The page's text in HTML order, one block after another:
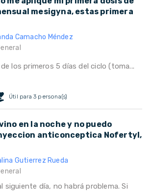
mesigyna, estas primera
Camacho Méndez
los primeros 5 días del ciclo (toma...
Útil para 3 persona(s)
en la noche y no puedo
anticonceptica Nofertyl,
Gutierrez Rueda
siguiente día, no habrá problema. Si